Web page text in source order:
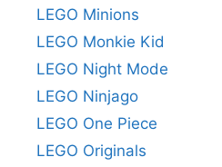
LEGO Minions
LEGO Monkie Kid
LEGO Night Mode
LEGO Ninjago
LEGO One Piece
LEGO Originals